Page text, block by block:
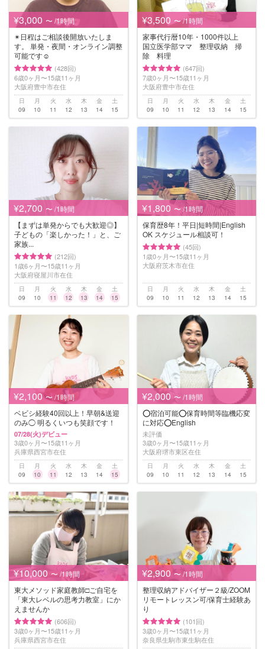
¥3,000 〜 /1時間
✴︎日程はご相談後開放いたしま
す。 単発・夜間・オンライン調整
可能です☺
(428回)
6歳0ヶ月〜15歳11ヶ月
大阪府豊中市在住
日
09
月
10
火
11
水
12
木
13
金
14
土
15
¥3,500 〜 /1時間
家事代行暦10年・1000件以上
国立医学部ママ 整理収納 掃
除 料理
(647回)
7歳0ヶ月〜15歳11ヶ月
大阪府豊中市在住
日
09
月
10
火
11
水
12
木
13
金
14
土
15
¥2,700 〜 /1時間
【まずは単発からでも大歓迎◎】
子どもの「楽しかった！」と、ご
家族...
(212回)
1歳6ヶ月〜15歳11ヶ月
大阪府寝屋川市在住
日
09
月
10
火
11
水
12
木
13
金
14
土
15
¥1,800 〜 /1時間
保育歴8年！平日|短時間|English
OK スケジュール相談可！
(45回)
1歳0ヶ月〜15歳11ヶ月
大阪府茨木市在住
日
09
月
10
火
11
水
12
木
13
金
14
土
15
¥2,100 〜 /1時間
ベビシ経験40回以上！早朝&送迎
のみ◯ 明るくいつも笑顔です！
07/28(火)デビュー
3歳0ヶ月〜15歳11ヶ月
兵庫県西宮市在住
日
09
月
10
火
11
水
12
木
13
金
14
土
15
¥2,000 〜 /1時間
⭕️宿泊可能⭕️保育時間等臨機応変
に対応⭕️English
未評価
3歳0ヶ月〜15歳11ヶ月
大阪府堺市東区在住
日
09
月
10
火
11
水
12
木
13
金
14
土
15
¥10,000 〜 /1時間
東大メソッド家庭教師□︎ご自宅を
「東大レベルの思考力教室」にか
えませんか
(606回)
3歳0ヶ月〜15歳11ヶ月
兵庫県西宮市在住
¥2,900 〜 /1時間
整理収納アドバイザー２級/ZOOM
リモートレッスン可/保育士経験あ
り
(101回)
3歳0ヶ月〜15歳11ヶ月
奈良県生駒市東生駒在住